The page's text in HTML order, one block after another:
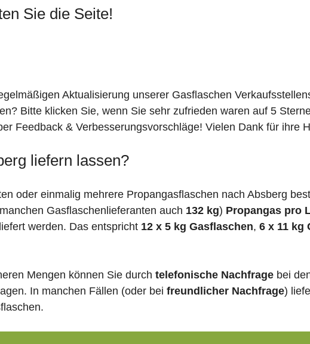
Sie die Seite!
Aktualisierung unserer Gasflaschen
Bitte klicken Sie, wenn Sie sehr zufrieden waren auf 5
Feedback & Verbesserungsvorschläge! Vielen Dank für ihre
liefern lassen?
oder einmalig mehrere Propangasflaschen nach Absberg
Gasflaschenlieferanten auch 132 kg) Propangas pro
werden. Das entspricht 12 x 5 kg Gasflaschen, 6 x 11 kg
Mengen können Sie durch telefonische Nachfrage bei
In manchen Fällen (oder bei freundlicher Nachfrage)